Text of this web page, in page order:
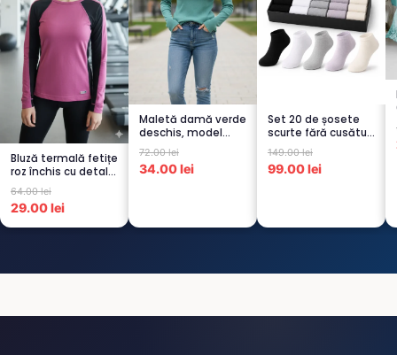
Bluză termală fetițe
roz închis cu detalii
negre, cu pu...
64.00 lei
29.00 lei
Maletă damă verde
deschis, model
raiat
72.00 lei
34.00 lei
Set 20 de șosete
scurte fără cusături
pentru femei – 5...
149.00 lei
99.00 lei